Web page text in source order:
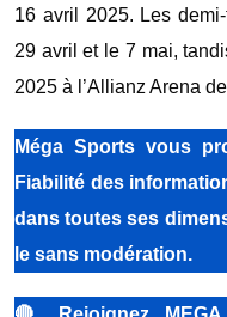
16 avril 2025. Les
29 avril et le 7 mai,
2025 à l’Allianz Arena
Méga Sports vous
Fiabilité des
dans toutes ses
le sans modération.